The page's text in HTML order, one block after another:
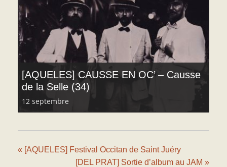
[AQUELES] CAUSSE EN OC’ – Causse
de la Selle (34)
12 septembre
« [AQUELES] Festival Occitan de Saint Juéry
[DEL PRAT] Sortie d’album au JAM »